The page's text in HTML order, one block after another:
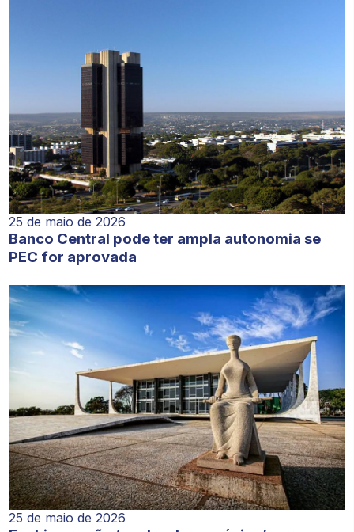
25 de maio de 2026
Banco Central pode ter ampla autonomia se
PEC for aprovada
25 de maio de 2026